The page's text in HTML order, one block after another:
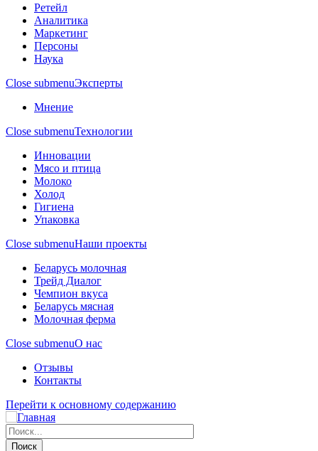
Ретейл
Аналитика
Маркетинг
Персоны
Наука
Close submenuЭксперты
Мнение
Close submenuТехнологии
Инновации
Мясо и птица
Молоко
Холод
Гигиена
Упаковка
Close submenuНаши проекты
Беларусь молочная
Трейд Диалог
Чемпион вкуса
Беларусь мясная
Молочная ферма
Close submenuО нас
Отзывы
Контакты
Перейти к основному содержанию